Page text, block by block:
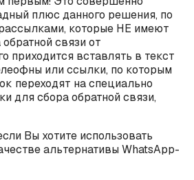
плюс данного решения, по
которые НЕ имеют
связи от
приходится вставлять в текст
или ссылки, по которым
переходят на специально
для сбора обратной связи,
Вы хотите использовать
альтернативы WhatsApp-